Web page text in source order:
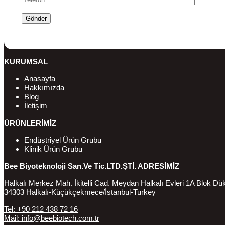
KURUMSAL
Anasayfa
Hakkımızda
Blog
İletişim
ÜRÜNLERİMİZ
Endüstriyel Ürün Grubu
Klinik Ürün Grubu
Bee Biyoteknoloji San.Ve Tic.LTD.ŞTİ. ADRESİMİZ
Halkalı Merkez Mah. İkitelli Cad. Meydan Halkalı Evleri 1A Blok
34303 Halkalı-Küçükçekmece/İstanbul-Turkey
Tel: +90 212 438 72 16
Mail: info@beebiotech.com.tr